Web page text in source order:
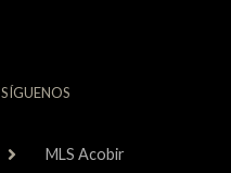
SÍGUENOS
MLS Acobir